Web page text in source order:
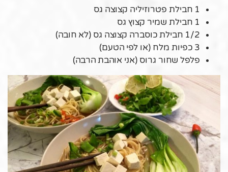
1 חבילת פטרוזיליה קצוצה גס
1 חבילת שמיר קצוץ גס
1/2 חבילת כוסברה קצוצה גס (לא חובה)
3 כפיות מלח (או לפי הטעם)
פלפל שחור גרוס (אני אוהבת הרבה)